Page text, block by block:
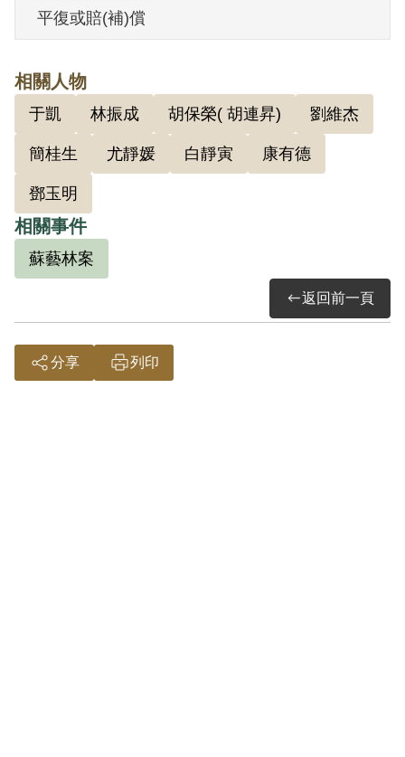
而著手實行」判處死刑，全部財產除酌留
其家屬必需生活費外沒收。1951年6月29日
其家屬於1999年7月向補償基金會提出申
請，2001年5月經第2屆第8次臨時董事會審
核通過予以補償。補償理由為原判決認定
其意圖以非法之方法顛覆政府而著手實
行，係依其之自白及同案被告于凱、白靜
寅等人之供證為據。惟原判決對其與林振
成、簡桂生接洽組織地下武裝是否有建立
均未詳予查證敘明，又其收羅劉維杰等人
為其爪牙，利用同案另判之胡連昇等為傳
遞信件，亦難認其行為已達意圖以非法之
平復或賠(補)償
相關人物
于凱 林振成 胡保榮( 胡連昇) 劉維杰
簡桂生 尤靜媛 白靜寅 康有德
鄧玉明
相關事件
蘇藝林案
返回前一頁
分享 列印